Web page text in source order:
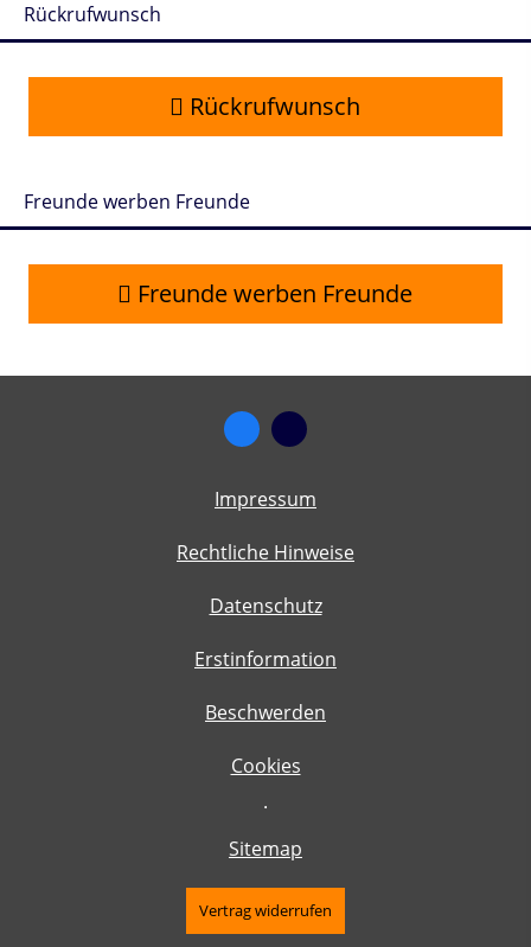
Rückrufwunsch
Rückrufwunsch
Freunde werben Freunde
Freunde werben Freunde
Impressum
Rechtliche Hinweise
Datenschutz
Erstinformation
Beschwerden
Cookies
·
Sitemap
Vertrag widerrufen